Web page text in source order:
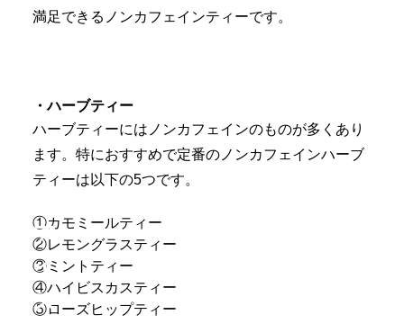
満足できるノンカフェインティーです。
・ハーブティー
ハーブティーにはノンカフェインのものが多くあり
ます。特におすすめで定番のノンカフェインハーブ
ティーは以下の5つです。
①カモミールティー
②レモングラスティー
③ミントティー
④ハイビスカスティー
⑤ローズヒップティー
ア
イ
ス